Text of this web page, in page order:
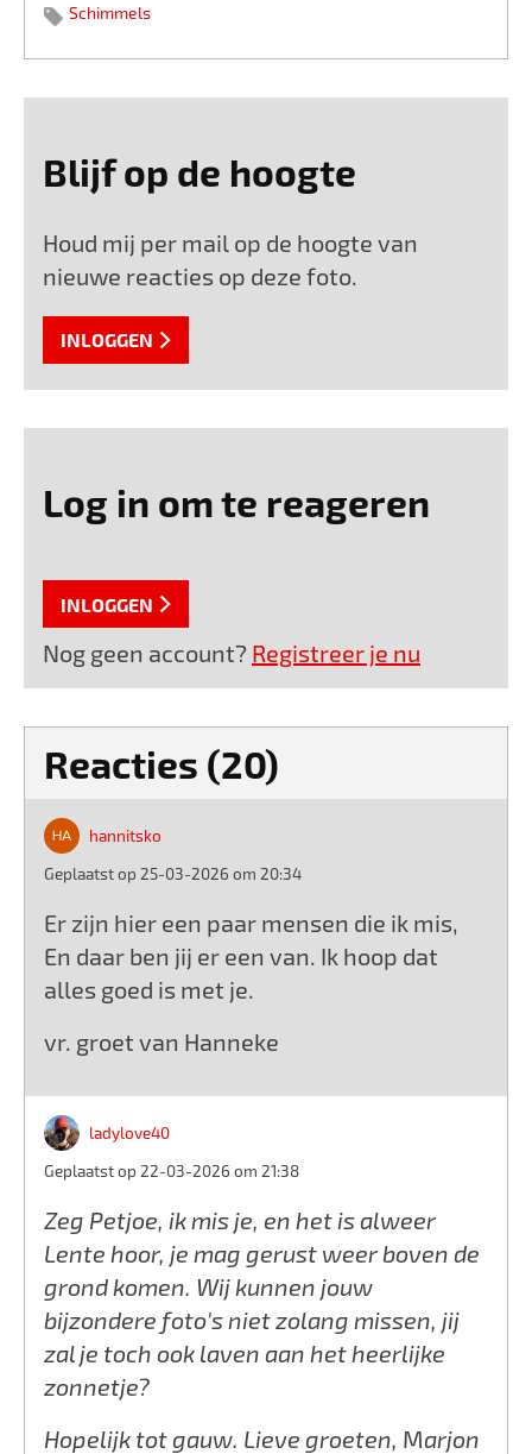
Schimmels
Blijf op de hoogte
Houd mij per mail op de hoogte van
nieuwe reacties op deze foto.
INLOGGEN
Log in om te reageren
INLOGGEN
Nog geen account? Registreer je nu
Reacties (20)
hannitsko
Geplaatst op 25-03-2026 om 20:34
Er zijn hier een paar mensen die ik mis,
En daar ben jij er een van. Ik hoop dat
alles goed is met je.
vr. groet van Hanneke
ladylove40
Geplaatst op 22-03-2026 om 21:38
Zeg Petjoe, ik mis je, en het is alweer
Lente hoor, je mag gerust weer boven de
grond komen. Wij kunnen jouw
bijzondere foto's niet zolang missen, jij
zal je toch ook laven aan het heerlijke
zonnetje?
Hopelijk tot gauw. Lieve groeten, Marjon